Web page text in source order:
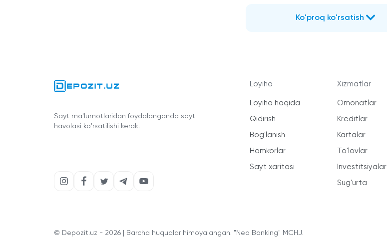
Ko'proq ko'rsatish
Sayt ma'lumotlaridan foydalanganda sayt
havolasi ko'rsatilishi kerak.
Loyiha
Loyiha haqida
Qidirish
Bog'lanish
Hamkorlar
Sayt xaritasi
Xizmatlar
Omonatlar
Kreditlar
Kartalar
To'lovlar
Investitsiyalar
Sug'urta
© Depozit.uz - 2026 | Barcha huquqlar himoyalangan. "Neo Banking" MCHJ.